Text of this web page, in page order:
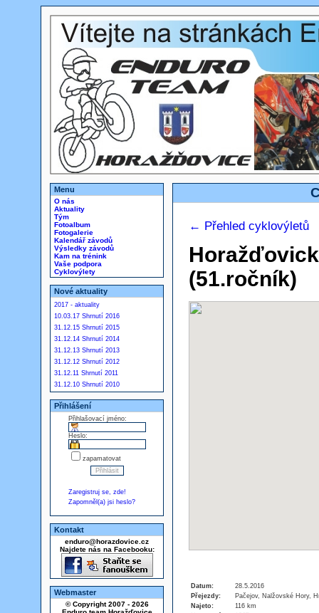
Menu
O nás
Aktuality
Tým
Fotoalbum
Fotogalerie
Kalendář závodů
Výsledky závodů
Kam na trénink
Vaše podpora
Cyklovýlety
Nové aktuality
2017 - aktuality
10.03.17 Shrnutí 2016
31.12.15 Shrnutí 2015
31.12.14 Shrnutí 2014
31.12.13 Shrnutí 2013
31.12.12 Shrnutí 2012
31.12.11 Shrnutí 2011
31.12.10 Shrnutí 2010
Přihlášení
Přihlašovací jméno:
Heslo:
zapamatovat
Zaregistruj se, zde!
Zapomněl(a) jsi heslo?
Kontakt
enduro@horazdovice.cz
Najdete nás na Facebooku:
Webmaster
© Copyright 2007 - 2026
← Přehled cyklovýletů
(51.ročník)
Datum:
28.5.2016
Přejezdy:
Pačejov, Nalžovské Hory,
Najeto:
116 km